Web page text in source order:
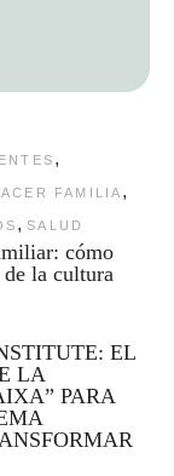
,
FAMILIA ,
, SALUD
cómo
de la cultura
EL
LA
PARA